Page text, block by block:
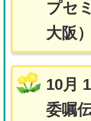
プセ
大阪）
10月
委嘱